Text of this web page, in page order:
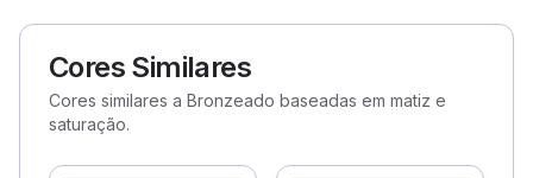
Cores Similares
Cores similares a Bronzeado baseadas em matiz e
saturação.